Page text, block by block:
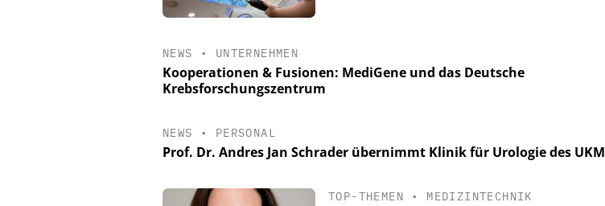
NEWS • UNTERNEHMEN
Kooperationen & Fusionen: MediGene und das Deutsche
Krebsforschungszentrum
NEWS • PERSONAL
Prof. Dr. Andres Jan Schrader übernimmt Klinik für Urologie des UKM
TOP-THEMEN • MEDIZINTECHNIK